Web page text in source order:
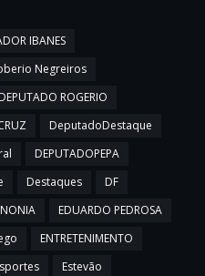
IBANES
Negreiros
DEPUTADO ROGERIO
DeputadoDestaque
DEPUTADOPEPA
Destaques
DF
EDUARDO PEDROSA
ENTRETENIMENTO
Estevão